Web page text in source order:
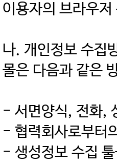
이용자의 브라우
나. 개인정보 수집
몰은 다음과 같은
- 서면양식, 전화,
- 협력회사로부터
- 생성정보 수집